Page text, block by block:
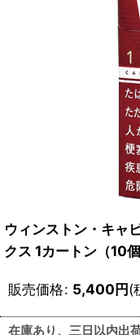
ウィンストン・キャ
クス 1カートン（10個
販売価格: 5,400円(
在庫あり、三日以内出